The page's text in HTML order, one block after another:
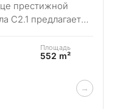
престижной
C2.1 предлагает
Площадь
552 m²